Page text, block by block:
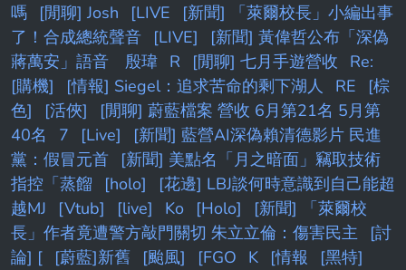
嗎
[閒聊] Josh [LIVE
[新聞] 「萊爾校長」小編出事
了！合成總統聲音
[LIVE]
[新聞] 黃偉哲公布「深偽
蔣萬安」語音 殷瑋 R [閒聊] 七月手遊營收
Re:
[購機]
[情報] Siegel：追求苦命的剩下湖人 RE
[棕
色]
[活俠]
[閒聊] 蔚藍檔案 營收 6月第21名 5月第
40名
7 [Live]
[新聞] 藍營AI深偽賴清德影片 民進
黨：假冒元首
[新聞] 美點名「月之暗面」竊取技術
指控「蒸餾
[holo]
[花邊] LBJ談何時意識到自己能超
越MJ
[Vtub] [live] Ko [Holo]
[新聞] 「萊爾校
長」作者竟遭警方敲門關切 朱立立倫：傷害民主
[討
論] [
[蔚藍]新舊 [颱風] [FGO K [情報
[黑特]